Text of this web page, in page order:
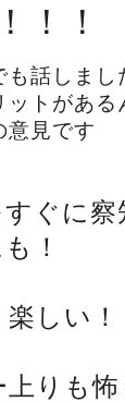
！！
話しまし
ットがあ
意見です
ぐに察
！
しい！
りも怖